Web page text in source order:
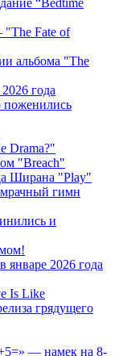
“Bedtime
Fate of
альбома "The
года
поженились
Drama?"
"Breach"
Ширана "Play"
гимн
и
январе 2026 года
Is Like
грядущего
— намек на 8-